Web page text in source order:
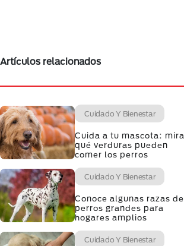
Artículos relacionados
Cuidado Y Bienestar
Cuida a tu mascota: mira
qué verduras pueden
comer los perros
Cuidado Y Bienestar
Conoce algunas razas de
perros grandes para
hogares amplios
Cuidado Y Bienestar